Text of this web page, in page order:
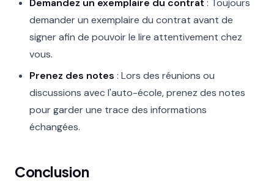
Demandez un exemplaire du contrat : Toujours
demander un exemplaire du contrat avant de
signer afin de pouvoir le lire attentivement chez
vous.
Prenez des notes : Lors des réunions ou
discussions avec l'auto-école, prenez des notes
pour garder une trace des informations
échangées.
Conclusion